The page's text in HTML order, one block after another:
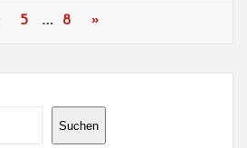
5 … 8 »
Suchen